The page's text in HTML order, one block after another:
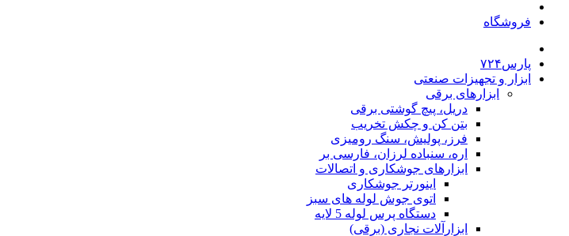
فروشگاه
پارس۷۲۴
ابزار و تجهیزات صنعتی
ابزارهای برقی
دریل، پیچ گوشتی برقی
بتن کن و چکش تخریب
فرز، پولیش، سنگ رومیزی
اره، سنباده لرزان، فارسی بر
ابزارهای جوشکاری و اتصالات
اینورتر جوشکاری
اتوی جوش لوله های سبز
دستگاه پرس لوله 5 لایه
ابزارآلات نجاری (برقی)